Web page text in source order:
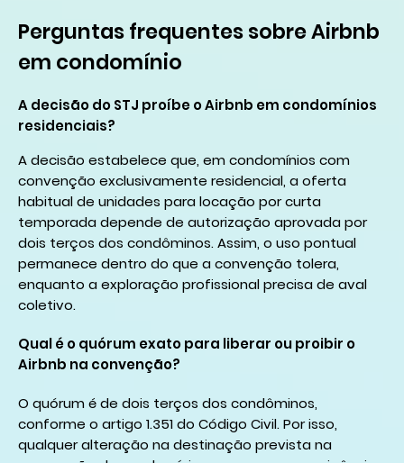
Perguntas frequentes sobre Airbnb
em condomínio
A decisão do STJ proíbe o Airbnb em condomínios
residenciais?
A decisão estabelece que, em condomínios com
convenção exclusivamente residencial, a oferta
habitual de unidades para locação por curta
temporada depende de autorização aprovada por
dois terços dos condôminos. Assim, o uso pontual
permanece dentro do que a convenção tolera,
enquanto a exploração profissional precisa de aval
coletivo.
Qual é o quórum exato para liberar ou proibir o
Airbnb na convenção?
O quórum é de dois terços dos condôminos,
conforme o artigo 1.351 do Código Civil. Por isso,
qualquer alteração na destinação prevista na